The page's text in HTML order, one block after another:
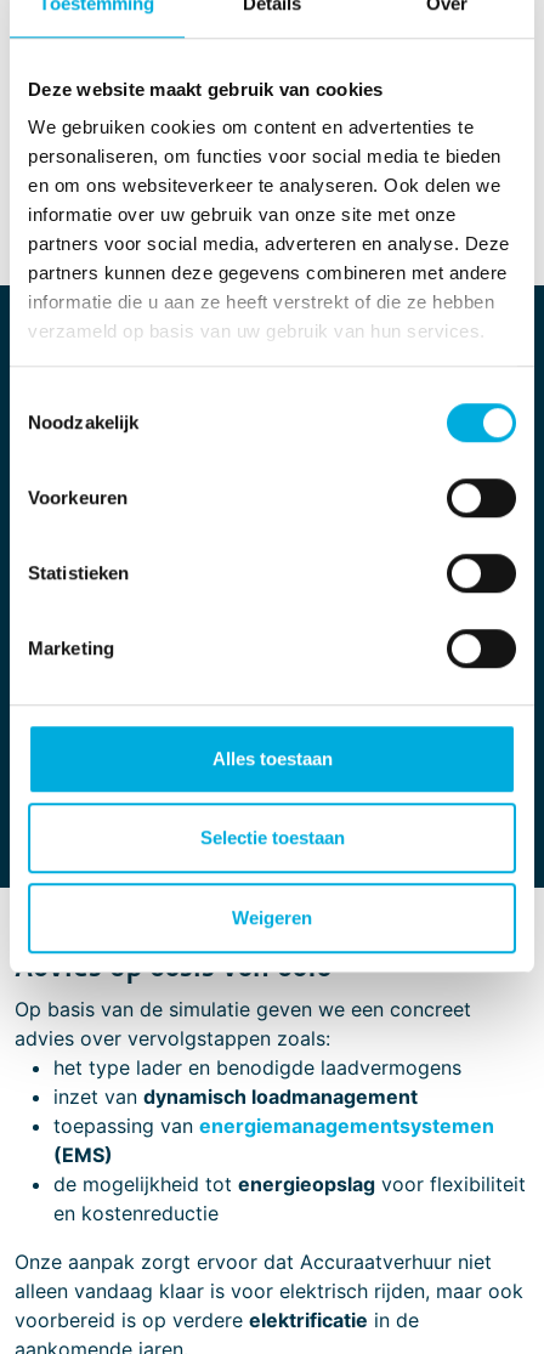
Deze website maakt gebruik van cookies
We gebruiken cookies om content en advertenties te
personaliseren, om functies voor social media te bieden
en om ons websiteverkeer te analyseren. Ook delen we
informatie over uw gebruik van onze site met onze
partners voor social media, adverteren en analyse. Deze
partners kunnen deze gegevens combineren met andere
informatie die u aan ze heeft verstrekt of die ze hebben
verzameld op basis van uw gebruik van hun services.
Noodzakelijk
Voorkeuren
Statistieken
Marketing
Alles toestaan
Selectie toestaan
Weigeren
aan detoekomstige laadbehoefte
te voldoen?
Welke technische maatregelen verbeteren de
of optimalisatie van de huidige installatie?
Welke laadvermogens zijn nodig om vrachtwagens
binnen de beschikbare tijd met100% State of
Charge (SOC)te laten vertrekken?
Inzicht in impact op de dagelijkse
laadvermogen analyseren we ook de impact op de
bedrijfsvoering. Denk aan:
het voorkomen van piekbelastingen
het creëren van een robuust systeem dat
Accuraatverhuur
Deze inzichten voorkomen verrassingen en bieden
termijn.
Advies op basis van data
Op basis van de simulatie geven we een concreet
advies over vervolgstappen zoals:
het type lader en benodigde laadvermogens
inzet van dynamisch loadmanagement
toepassing van energiemanagementsystemen
(EMS)
de mogelijkheid tot energieopslag voor flexibiliteit
en kostenreductie
Onze aanpak zorgt ervoor dat Accuraatverhuur niet
alleen vandaag klaar is voor elektrisch rijden, maar ook
voorbereid is op verdere elektrificatie in de
aankomende jaren.